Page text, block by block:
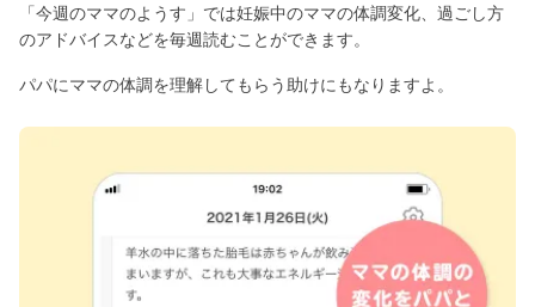
「今週のママのようす」では妊娠中のママの体調変化、過ごし方
のアドバイスなどを毎週読むことができます。
パパにママの体調を理解してもらう助けにもなりますよ。